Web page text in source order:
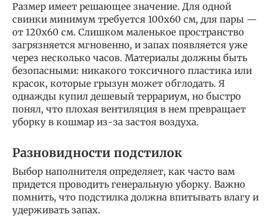
Размер имеет решающее значение. Для одной
свинки минимум требуется 100х60 см, для пары —
от 120х60 см. Слишком маленькое пространство
загрязняется мгновенно, и запах появляется уже
через несколько часов. Материалы должны быть
безопасными: никакого токсичного пластика или
красок, которые грызун может обглодать. Я
однажды купил дешевый террариум, но быстро
понял, что плохая вентиляция в нем превращает
уборку в кошмар из-за застоя воздуха.
Разновидности подстилок
Выбор наполнителя определяет, как часто вам
придется проводить генеральную уборку. Важно
помнить, что подстилка должна впитывать влагу и
удерживать запах.